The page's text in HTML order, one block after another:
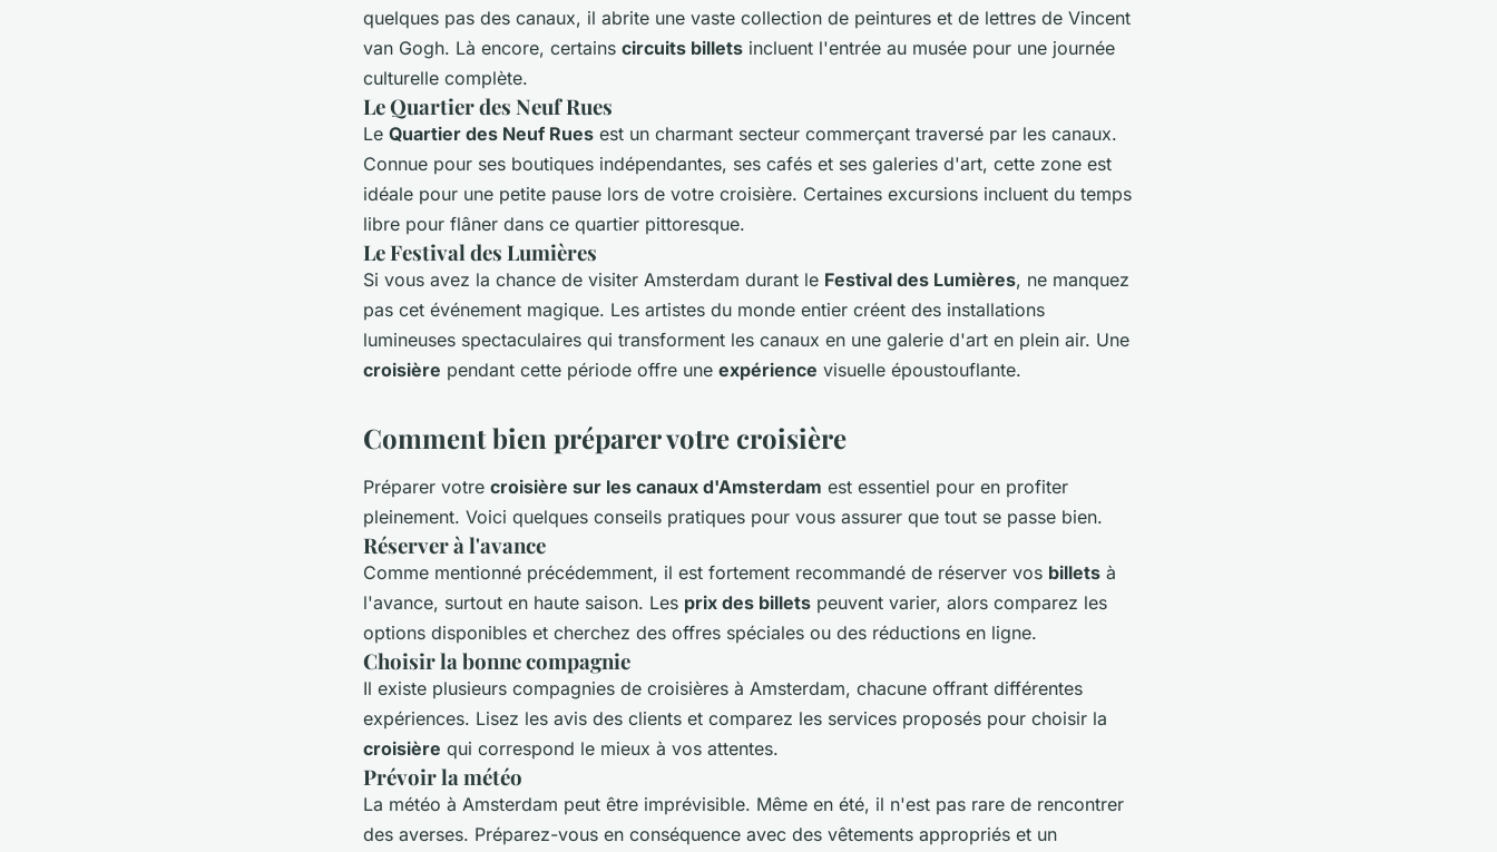
quelques pas des canaux, il abrite une vaste collection de peintures et de lettres de Vincent
van Gogh. Là encore, certains circuits billets incluent l'entrée au musée pour une journée
culturelle complète.
Le Quartier des Neuf Rues
Le Quartier des Neuf Rues est un charmant secteur commerçant traversé par les canaux.
Connue pour ses boutiques indépendantes, ses cafés et ses galeries d'art, cette zone est
idéale pour une petite pause lors de votre croisière. Certaines excursions incluent du temps
libre pour flâner dans ce quartier pittoresque.
Le Festival des Lumières
Si vous avez la chance de visiter Amsterdam durant le Festival des Lumières, ne manquez
pas cet événement magique. Les artistes du monde entier créent des installations
lumineuses spectaculaires qui transforment les canaux en une galerie d'art en plein air. Une
croisière pendant cette période offre une expérience visuelle époustouflante.
Comment bien préparer votre croisière
Préparer votre croisière sur les canaux d'Amsterdam est essentiel pour en profiter
pleinement. Voici quelques conseils pratiques pour vous assurer que tout se passe bien.
Réserver à l'avance
Comme mentionné précédemment, il est fortement recommandé de réserver vos billets à
l'avance, surtout en haute saison. Les prix des billets peuvent varier, alors comparez les
options disponibles et cherchez des offres spéciales ou des réductions en ligne.
Choisir la bonne compagnie
Il existe plusieurs compagnies de croisières à Amsterdam, chacune offrant différentes
expériences. Lisez les avis des clients et comparez les services proposés pour choisir la
croisière qui correspond le mieux à vos attentes.
Prévoir la météo
La météo à Amsterdam peut être imprévisible. Même en été, il n'est pas rare de rencontrer
des averses. Préparez-vous en conséquence avec des vêtements appropriés et un